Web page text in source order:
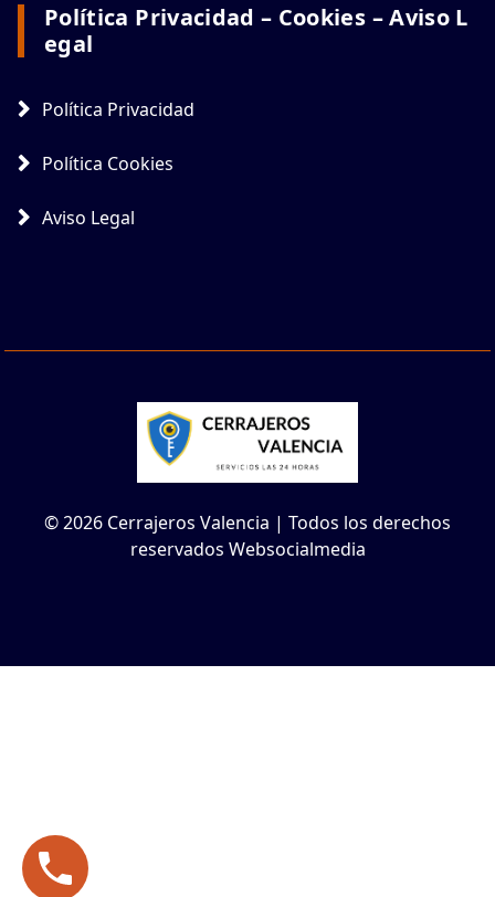
Política Privacidad – Cookies – Aviso L
Egal
Política Privacidad
Política Cookies
Aviso Legal
© 2026 Cerrajeros Valencia | Todos los derechos
reservados Websocialmedia